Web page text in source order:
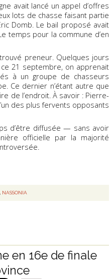
avait lancé un appel d’offres
lots de chasse faisant partie
Domb. Le bail proposé avait
temps pour la commune d’en
preneur. Quelques jours
21 septembre, on apprenait
à un groupe de chasseurs
Ce dernier n’étant autre que
de l’endroit. À savoir : Pierre-
des plus fervents opposants
d’être diffusée — sans avoir
officielle par la majorité
, NASSONIA
en 16e de finale